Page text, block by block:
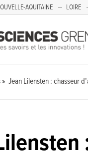
AQUITAINE LOIRE
Jean Lilensten : chasseur